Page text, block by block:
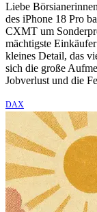
Liebe
des iPhone 18 Pro
CXMT um
mächtigste
kleines Detail, das
sich die große
Jobverlust und die
DAX